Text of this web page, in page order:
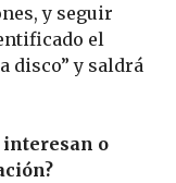
y seguir
el
disco” y saldrá
interesan o